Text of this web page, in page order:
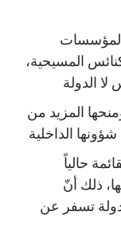
المسيحية،
الدولة
المزيد من
الداخلية
حالياً
ذلك أنّ
تسفر عن